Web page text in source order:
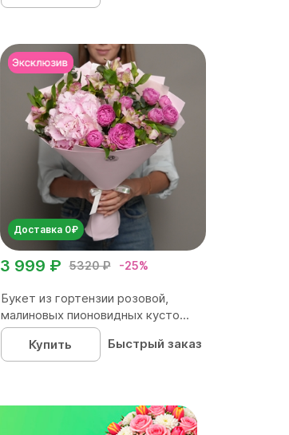
Доставка 0₽
5320 ₽ -25%
3 999 ₽
Букет из гортензии розовой,
малиновых пионовидных кусто...
Купить
Быстрый заказ